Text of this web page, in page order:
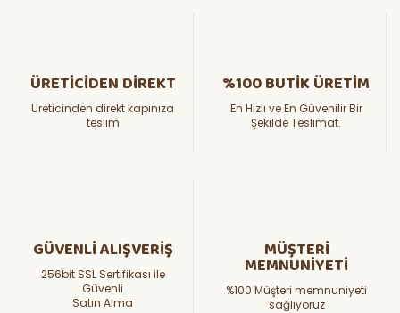
ÜRETİCİDEN DİREKT
Üreticinden direkt kapınıza
teslim
%100 BUTİK ÜRETİM
En Hızlı ve En Güvenilir Bir
Şekilde Teslimat.
GÜVENLİ ALIŞVERİŞ
256bit SSL Sertifikası ile
Güvenli
Satın Alma
MÜŞTERİ
MEMNUNİYETİ
%100 Müşteri memnuniyeti
sağlıyoruz